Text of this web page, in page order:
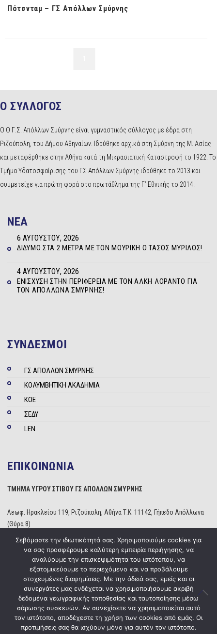
Πότσνταμ – ΓΣ Απόλλων Σμύρνης
Ο ΣΥΛΛΟΓΟΣ
Ο Ο Γ.Σ. Απόλλων Σμύρνης είναι γυμναστικός σύλλογος με έδρα στη
Ριζούπολη, του Δήμου Αθηναίων. Ιδρύθηκε αρχικά στη Σμύρνη της Μ. Ασίας
και μεταφέρθηκε στην Αθήνα κατά τη Μικρασιατική Καταστροφή το 1922. Το
Τμήμα Υδατοσφαίρισης του ΓΣ Απόλλων Σμύρνης ιδρύθηκε το 2013 και
συμμετείχε για πρώτη φορά στο πρωτάθλημα της Γ’ Εθνικής το 2014.
NEA
ΔΊΔΥΜΟ ΣΤΑ 2 ΜΈΤΡΑ ΜΕ ΤΟΝ ΜΟΥΡΊΚΗ Ο ΤΆΣΟΣ ΜΥΡΊΛΟΣ!
6 ΑΥΓΟΎΣΤΟΥ, 2026
ΕΝΊΣΧΥΣΗ ΣΤΗΝ ΠΕΡΙΦΈΡΕΙΑ ΜΕ ΤΟΝ ΆΛΚΗ ΛΟΡΆΝΤΟ ΓΙΑ
ΤΟΝ ΑΠΌΛΛΩΝΑ ΣΜΎΡΝΗΣ!
4 ΑΥΓΟΎΣΤΟΥ, 2026
ΣΥΝΔΕΣΜΟΙ
ΓΣ ΑΠΟΛΛΩΝ ΣΜΥΡΝΗΣ
ΚΟΛΥΜΒΗΤΙΚΗ ΑΚΑΔΗΜΙΑ
ΚΟΕ
ΣΕΔΥ
LEN
ΕΠΙΚΟΙΝΩΝΙΑ
ΤΜΗΜΑ ΥΓΡΟΥ ΣΤΙΒΟΥ ΓΣ ΑΠΟΛΛΩΝ ΣΜΥΡΝΗΣ
Λεωφ. Ηρακλείου 119, Ριζούπολη, Αθήνα Τ.Κ. 11142, Γήπεδο Απόλλωνα
(Θύρα 8)
Email:info@apollonwaterpolo.gr
www.apollonwaterpolo.gr
Copyright © 2020 ΓΣ Απόλλων Σμύρνης Powered by Five Media
Σεβόμαστε την ιδιωτικότητά σας. Χρησιμοποιούμε cookies για
να σας προσφέρουμε καλύτερη εμπειρία περιήγησης, να
αναλύουμε την επισκεψιμότητα του ιστότοπου, να
εξατομικεύουμε το περιεχόμενο και να προβάλουμε
στοχευμένες διαφημίσεις. Με την άδειά σας, εμείς και οι
συνεργάτες μας ενδέχεται να χρησιμοποιήσουμε ακριβή
δεδομένα γεωγραφικής τοποθεσίας και ταυτοποίησης μέσω
σάρωσης συσκευών. Αν συνεχίσετε να χρησιμοποιείται αυτό
τον ιστότοπο, αποδέχεστε τη χρήση των cookies από εμάς. Οι
προτιμήσεις σας θα ισχύουν μόνο για αυτόν τον ιστότοπο.